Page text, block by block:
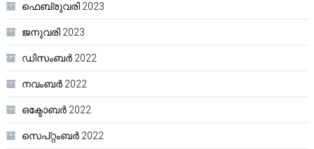
ഫെബ്രുവരി 2023
ജനുവരി 2023
ഡിസംബർ 2022
നവംബർ 2022
ഒക്ടോബർ 2022
സെപ്റ്റംബർ 2022